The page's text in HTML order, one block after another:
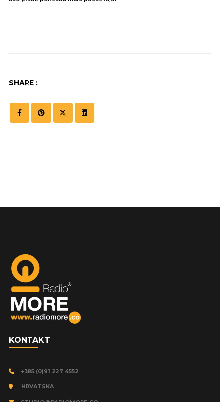
SHARE :
KONTAKT
+385 (0)91 227 4552
HRVATSKA